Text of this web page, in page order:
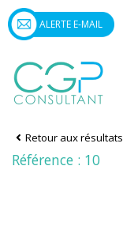
ALERTE E-MAIL
Retour aux résultats
Référence : 10